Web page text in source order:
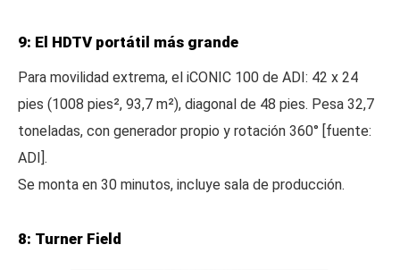
9: El HDTV portátil más grande
Para movilidad extrema, el iCONIC 100 de ADI: 42 x 24
pies (1008 pies², 93,7 m²), diagonal de 48 pies. Pesa 32,7
toneladas, con generador propio y rotación 360° [fuente:
ADI].
Se monta en 30 minutos, incluye sala de producción.
8: Turner Field